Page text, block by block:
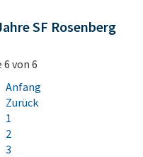
SF Rosenberg
6 von 6
Anfang
Zurück
1
2
3